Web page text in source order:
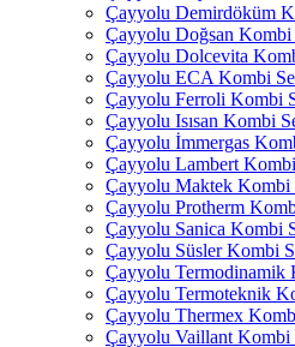
Çayyolu Demirdöküm
Çayyolu Doğsan Kombi
Çayyolu Dolcevita
Çayyolu ECA Kombi
Çayyolu Ferroli Kombi
Çayyolu Isısan Kombi
Çayyolu İmmergas
Çayyolu Lambert
Çayyolu Maktek Kombi
Çayyolu Protherm
Çayyolu Sanica Kombi
Çayyolu Süsler Kombi
Çayyolu Termodinamik
Çayyolu Termoteknik
Çayyolu Thermex
Çayyolu Vaillant Kombi